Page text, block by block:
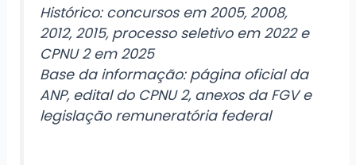
Histórico: concursos em 2005, 2008,
2012, 2015, processo seletivo em 2022 e
CPNU 2 em 2025
Base da informação: página oficial da
ANP, edital do CPNU 2, anexos da FGV e
legislação remuneratória federal